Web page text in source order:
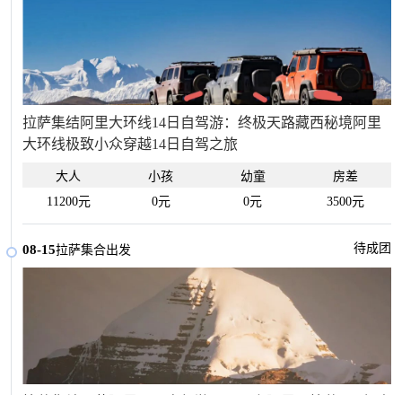
拉萨集结阿里大环线14日自驾游：终极天路藏西秘境阿里
大环线极致小众穿越14日自驾之旅
大人 小孩 幼童
房差
11200元
0元 0元 3500元
08-15拉萨集合出发 待成团